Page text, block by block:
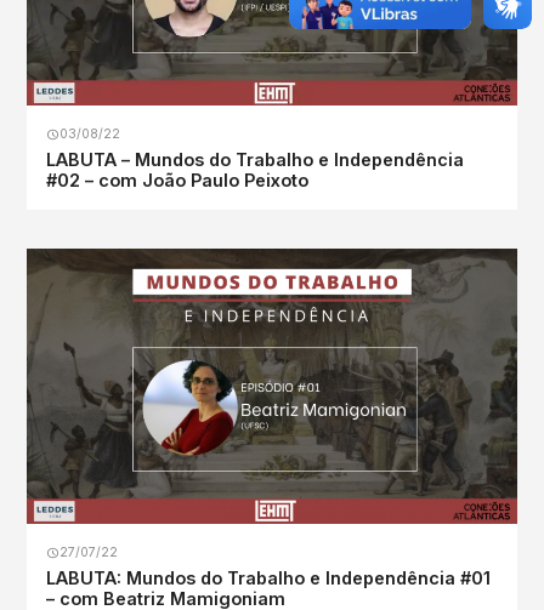
03/08/22
LABUTA – Mundos do Trabalho e Independência
#02 – com João Paulo Peixoto
27/07/22
LABUTA: Mundos do Trabalho e Independência #01
– com Beatriz Mamigoniam